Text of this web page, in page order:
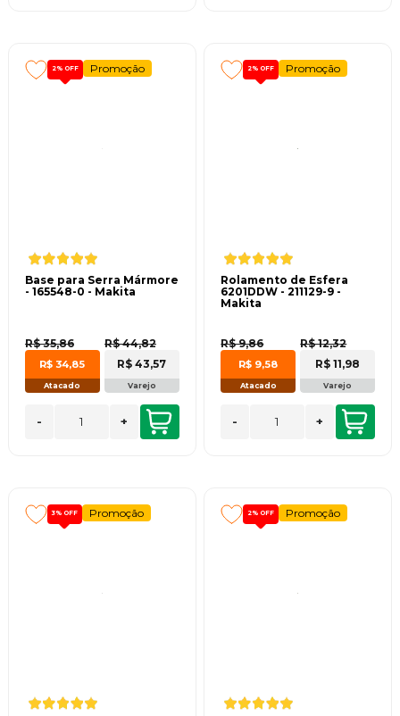
2% OFF Promoção
Base para Serra Mármore
- 165548-0 - Makita
R$ 35,86
R$ 34,85
Atacado
R$ 44,82
R$ 43,57
Varejo
- +
2% OFF Promoção
Rolamento de Esfera
6201DDW - 211129-9 -
Makita
R$ 9,86
R$ 9,58
Atacado
R$ 12,32
R$ 11,98
Varejo
- +
3% OFF Promoção 2% OFF Promoção